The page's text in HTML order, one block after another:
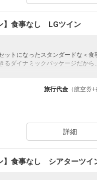
】食事なし LGツイン
ットになったスタンダードな＜
るダイナミックパッケージだか
（またはJALグループ）確約！フ
や現地交通・体験プランなどの
旅行代金 （航空券
詳細
】食事なし シアターツイ